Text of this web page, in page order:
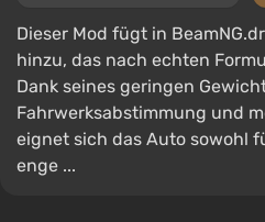
Dieser Mod fügt in
hinzu, das nach echten
Dank seines geringen
Fahrwerksabstimmung und
eignet sich das Auto sowohl
enge ...